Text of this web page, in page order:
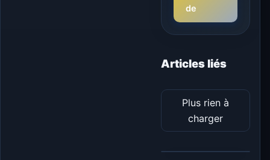
de
Articles liés
Plus rien à
charger